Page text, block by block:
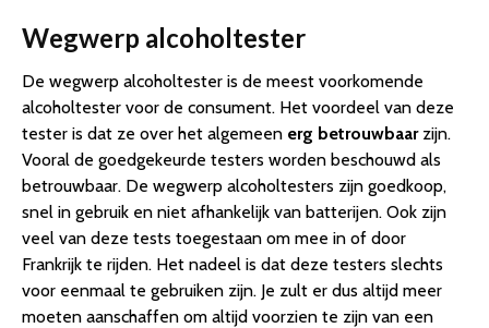
Wegwerp alcoholtester
De wegwerp alcoholtester is de meest voorkomende
alcoholtester voor de consument. Het voordeel van deze
tester is dat ze over het algemeen erg betrouwbaarzijn.
Vooral de goedgekeurde testers worden beschouwd als
betrouwbaar. De wegwerp alcoholtesters zijn goedkoop,
snel in gebruik en niet afhankelijk van batterijen. Ook zijn
veel van deze tests toegestaan om mee in of door
Frankrijk te rijden. Het nadeel is dat deze testers slechts
voor eenmaal te gebruiken zijn. Je zult er dus altijd meer
moeten aanschaffen om altijd voorzien te zijn van een